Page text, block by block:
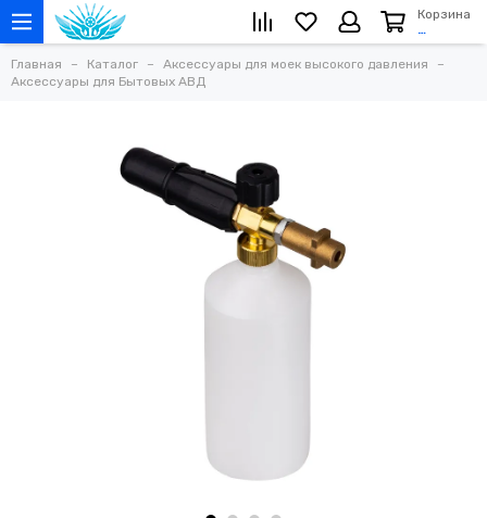
Корзина
…
Главная Каталог
Аксессуары для моек высокого давления
Аксессуары для Бытовых АВД